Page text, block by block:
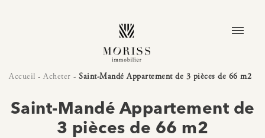
Accueil - Acheter - Saint-Mandé Appartement de 3 pièces de 66 m2
Saint-Mandé Appartement de
3 pièces de 66 m2